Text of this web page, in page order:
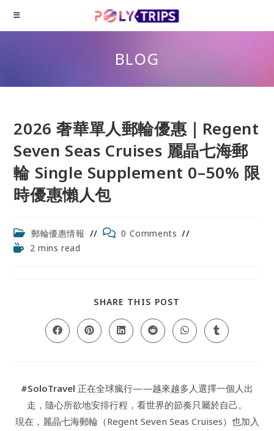
BLOG
2026 奢華單人郵輪優惠｜Regent
Seven Seas Cruises 麗晶七海郵
輪 Single Supplement 0–50% 限
時優惠懶人包
Post
category:
郵輪優惠情報
Post0 Comments
Reading2 mins read
SHARE THIS POST
CONTENT
Opens
in
Opens
in
Opens
in
Opens
in
Opens
in
Opens
in
#SoloTravel 正在全球瘋行——越來越多人選擇一個人出
走，隨心所欲地安排行程，看世界的節奏只屬於自己。
現在，麗晶七海郵輪（Regent Seven Seas Cruises）也加入